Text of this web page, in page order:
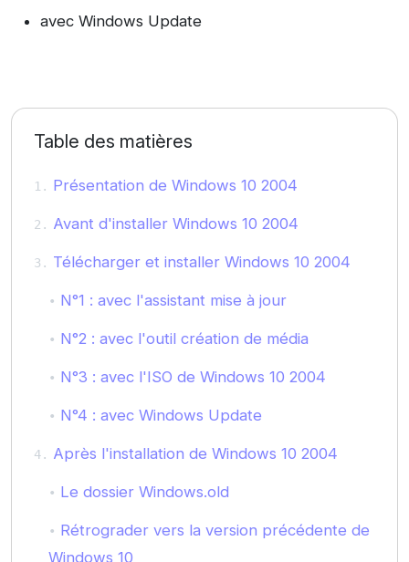
avec Windows Update
Table des matières
Présentation de Windows 10 2004
Avant d'installer Windows 10 2004
Télécharger et installer Windows 10 2004
N°1 : avec l'assistant mise à jour
N°2 : avec l'outil création de média
N°3 : avec l'ISO de Windows 10 2004
N°4 : avec Windows Update
Après l'installation de Windows 10 2004
Le dossier Windows.old
Rétrograder vers la version précédente de
Windows 10